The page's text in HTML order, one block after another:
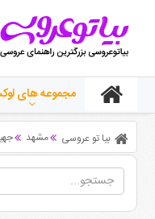
مجموعه های
بیا تو عروسی مشهد